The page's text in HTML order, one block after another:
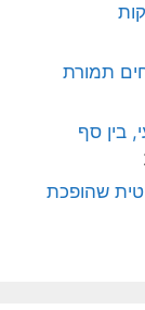
תמורת
בין סף
שהופכת